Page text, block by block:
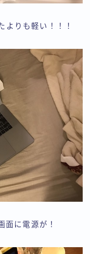
よりも軽い！！！
面に電源が！